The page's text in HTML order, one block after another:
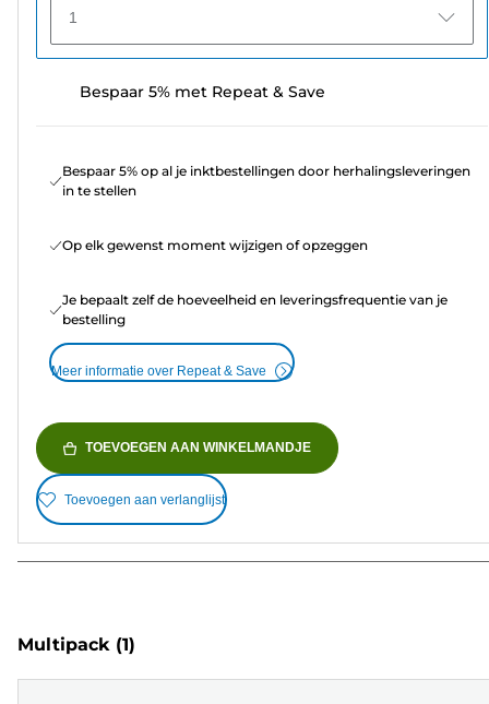
1
Bespaar 5% met Repeat & Save
Bespaar 5% op al je inktbestellingen door herhalingsleveringen
in te stellen
Op elk gewenst moment wijzigen of opzeggen
Je bepaalt zelf de hoeveelheid en leveringsfrequentie van je
bestelling
Meer informatie over Repeat & Save
TOEVOEGEN AAN WINKELMANDJE
Toevoegen aan verlanglijst
Multipack (1)